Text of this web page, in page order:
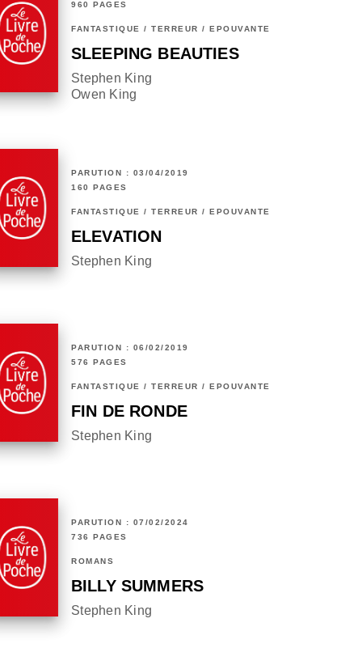
960 PAGES
FANTASTIQUE / TERREUR / EPOUVANTE
SLEEPING BEAUTIES
Stephen King
Owen King
PARUTION : 03/04/2019
160 PAGES
FANTASTIQUE / TERREUR / EPOUVANTE
ELEVATION
Stephen King
PARUTION : 06/02/2019
576 PAGES
FANTASTIQUE / TERREUR / EPOUVANTE
FIN DE RONDE
Stephen King
PARUTION : 07/02/2024
736 PAGES
ROMANS
BILLY SUMMERS
Stephen King